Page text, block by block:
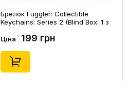
Брелок Fuggler: Collectible
Keychains: Series 2 (Blind Box: 1 з
Ціна 199 грн